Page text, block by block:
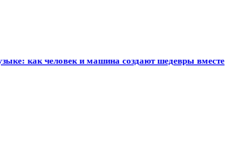
как человек и машина создают шедевры вместе